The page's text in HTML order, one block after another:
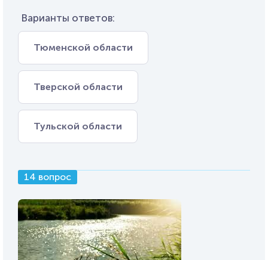
Варианты ответов:
Тюменской области
Тверской области
Тульской области
14 вопрос